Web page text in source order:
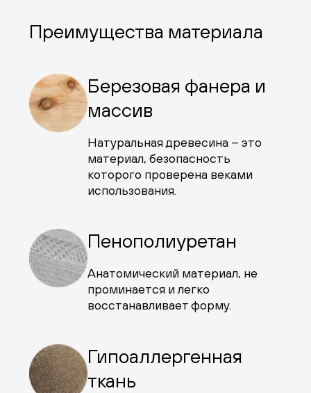
Преимущества материала
Березовая фанера и
массив
Натуральная древесина – это
материал, безопасность
которого проверена веками
использования.
Пенополиуретан
Анатомический материал, не
проминается и легко
восстанавливает форму.
Гипоаллергенная
ткань